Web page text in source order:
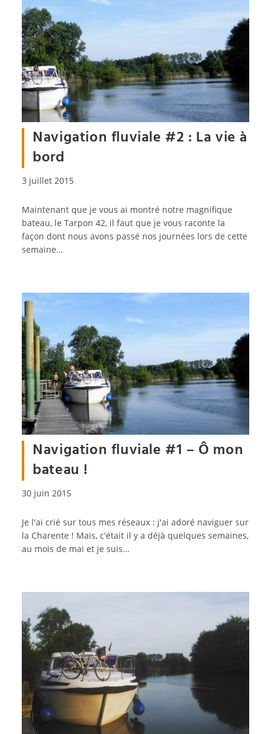
Navigation fluviale #2 : La vie à
bord
Publication
3 juillet 2015
Maintenant que je vous ai montré notre magnifique
bateau, le Tarpon 42, il faut que je vous raconte la
façon dont nous avons passé nos journées lors de cette
semaine…
Navigation fluviale #1 – Ô mon
bateau !
Publication
30 juin 2015
Je l'ai crié sur tous mes réseaux : j'ai adoré naviguer sur
la Charente ! Mais, c'était il y a déjà quelques semaines,
au mois de mai et je suis…